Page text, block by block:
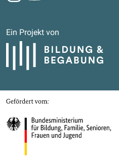
Ein Projekt von
Bildung und Begabung
Gefördert von
Bundesministerium für Bildung,